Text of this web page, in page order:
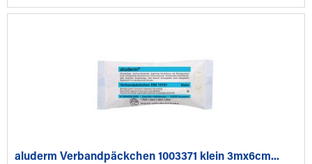
aluderm Verbandpäckchen 1003371 klein 3mx6cm...